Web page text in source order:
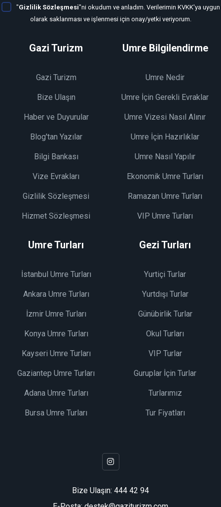
"Gizlilik Sözleşmesi"ni okudum ve anladım. Verilerimin KVKK'ya uygun
olarak saklanması ve işlenmesi için onay/yetki veriyorum.
Gazi Turizm
Gazi Turizm
Bize Ulaşın
Haber ve Duyurular
Blog'tan Yazılar
Bilgi Bankası
Vize Evrakları
Gizlilik Sözleşmesi
Hizmet Sözleşmesi
Umre Bilgilendirme
Umre Nedir
Umre İçin Gerekli Evraklar
Umre Vizesi Nasıl Alınır
Umre İçin Hazırlıklar
Umre Nasıl Yapılır
Ekonomik Umre Turları
Ramazan Umre Turları
VIP Umre Turları
Umre Turları
İstanbul Umre Turları
Ankara Umre Turları
İzmir Umre Turları
Konya Umre Turları
Kayseri Umre Turları
Gaziantep Umre Turları
Adana Umre Turları
Bursa Umre Turları
Gezi Turları
Yurtiçi Turlar
Yurtdışı Turlar
Günübirlik Turlar
Okul Turları
VIP Turlar
Guruplar İçin Turlar
Turlarımız
Tur Fiyatları
Bize Ulaşın: 444 42 94